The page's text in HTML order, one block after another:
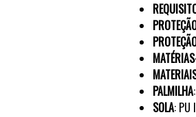
PALMILHA:
SOLA: PU